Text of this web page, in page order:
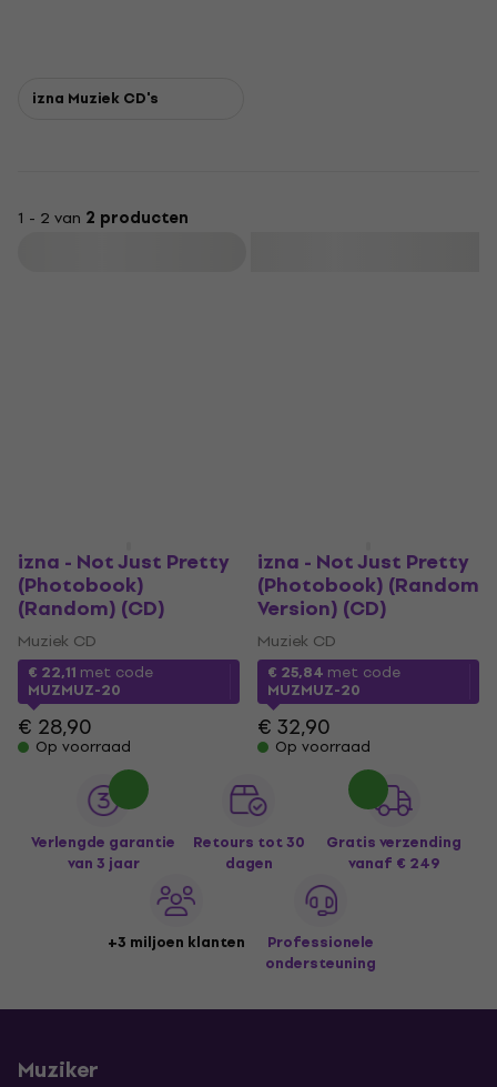
izna Muziek CD's
1 - 2 van 2 producten
izna - Not Just Pretty
(Photobook)
(Random) (CD)
Muziek CD
€ 22,11 met code
MUZMUZ-20
€ 28,90
Op voorraad
izna - Not Just Pretty
(Photobook) (Random
Version) (CD)
Muziek CD
€ 25,84 met code
MUZMUZ-20
€ 32,90
Op voorraad
Verlengde garantie
van 3 jaar
Retours tot 30
dagen
Gratis verzending
vanaf € 249
+3 miljoen klanten
Professionele
ondersteuning
Muziker